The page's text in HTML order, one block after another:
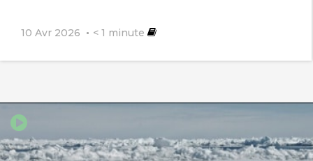
10 Avr 2026 < 1 minute